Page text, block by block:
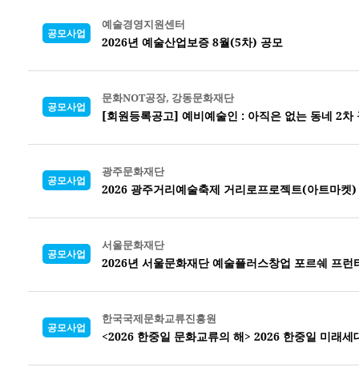
공모사업
예술경영지원센터
2026년 예술산업보증 8월(5차) 공모
공모사업
문화NOT공장, 강동문화재단
[회원등록공고] 예비예술인 : 아직은 없는 동네 2차
공모사업
광주문화재단
2026 광주거리예술축제 거리로프로젝트(아트마켓
공모사업
서울문화재단
2026년 서울문화재단 예술플러스창업 포르쉐 프런
공모사업
한국국제문화교류진흥원
<2026 한중일 문화교류의 해> 2026 한중일 미래